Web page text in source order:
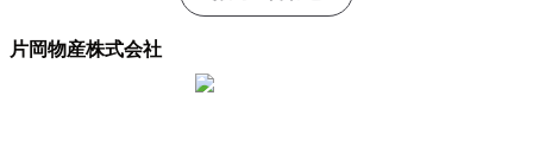
片岡物産株式会社